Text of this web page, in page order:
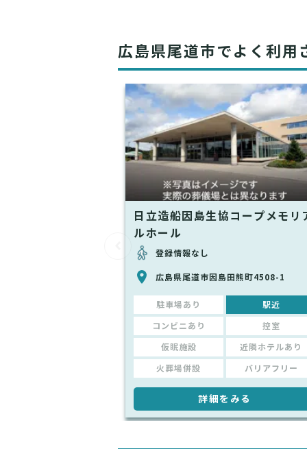
広島県尾道市でよく利用
日立造船因島生協コープメモリ
ルホール
登録情報なし
広島県尾道市因島田熊町4508-1
駐車場あり 駅近
コンビニあり 控室
仮眠施設 近隣ホテルあり
火葬場併設 バリアフリー
詳細をみる